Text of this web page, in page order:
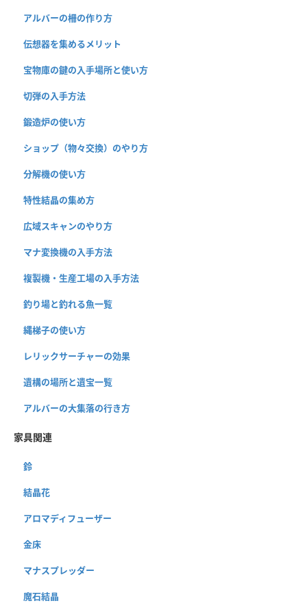
アルバーの柵の作り方
伝想器を集めるメリット
宝物庫の鍵の入手場所と使い方
切弾の入手方法
鍛造炉の使い方
ショップ（物々交換）のやり方
分解機の使い方
特性結晶の集め方
広域スキャンのやり方
マナ変換機の入手方法
複製機・生産工場の入手方法
釣り場と釣れる魚一覧
縄梯子の使い方
レリックサーチャーの効果
遺構の場所と遺宝一覧
アルバーの大集落の行き方
家具関連
鈴
結晶花
アロマディフューザー
金床
マナスプレッダー
魔石結晶